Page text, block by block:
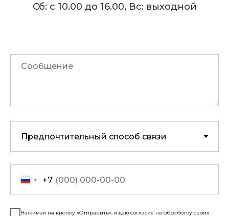
Сб: с 10.00 до 16.00, Вс: выходной
+7
Нажимая на кнопку «Отправить», я даю согласие на обработку своих